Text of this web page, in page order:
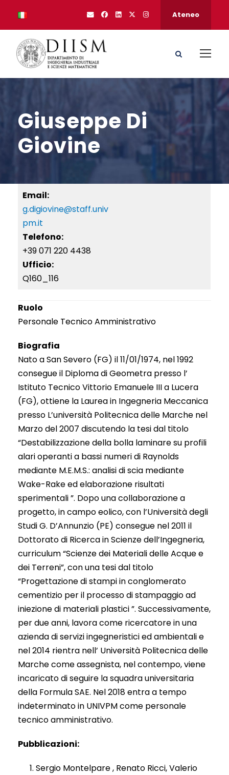
Ateneo
Giuseppe Di
Giovine
Email:
g.digiovine@staff.univ
pm.it
Telefono:
+39 071 220 4438
Ufficio:
Q160_116
Ruolo
Personale Tecnico Amministrativo
Biografia
Nato a San Severo (FG) il 11/01/1974, nel 1992
consegue il Diploma di Geometra presso l’
Istituto Tecnico Vittorio Emanuele III a Lucera
(FG), ottiene la Laurea in Ingegneria Meccanica
presso L’università Politecnica delle Marche nel
Marzo del 2007 discutendo la tesi dal titolo
“Destabilizzazione della bolla laminare su profili
alari operanti a bassi numeri di Raynolds
mediante M.E.M.S.: analisi di scia mediante
Wake-Rake ed elaborazione risultati
sperimentali ”. Dopo una collaborazione a
progetto, in campo eolico, con l’Università degli
Studi G. D’Annunzio (PE) consegue nel 2011 il
Dottorato di Ricerca in Scienze dell’Ingegneria,
curriculum “Scienze dei Materiali delle Acque e
dei Terreni”, con una tesi dal titolo
“Progettazione di stampi in conglomerato
cementizio per il processo di stampaggio ad
iniezione di materiali plastici ”. Successivamente,
per due anni, lavora come ricercatore in una
azienda di servizi ingegneristici ed ambientali e
nel 2014 rientra nell’ Università Politecnica delle
Marche come assegnista, nel contempo, viene
incaricato di seguire la squadra universitaria
della Formula SAE. Nel 2018 entra a tempo
indeterminato in UNIVPM come personale
tecnico amministrativo.
Pubblicazioni:
Sergio Montelpare , Renato Ricci, Valerio